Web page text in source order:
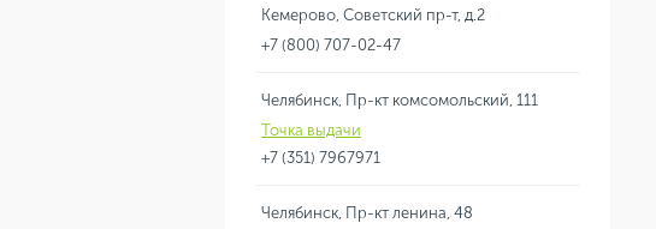
Кемерово, Советский пр-т, д.2
+7 (800) 707-02-47
Челябинск, Пр-кт комсомольский, 111
Точка выдачи
+7 (351) 7967971
Челябинск, Пр-кт ленина, 48